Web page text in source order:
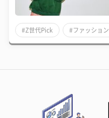
#Z世代Pick #ファッション